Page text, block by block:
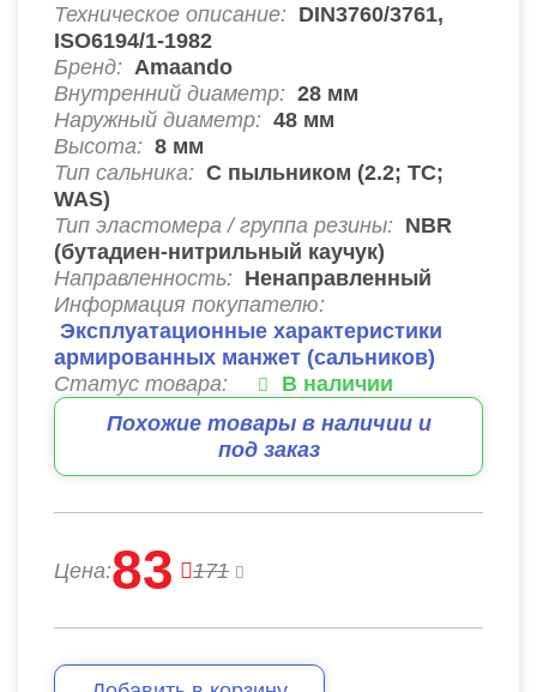
Техническое описание: DIN3760/3761,
ISO6194/1-1982
Бренд: Amaando
Внутренний диаметр: 28 мм
Наружный диаметр: 48 мм
Высота: 8 мм
Тип сальника: C пыльником (2.2; ТС;
WAS)
Тип эластомера / группа резины: NBR
(бутадиен-нитрильный каучук)
Направленность: Ненаправленный
Информация покупателю:
Эксплуатационные характеристики
армированных манжет (сальников)
Статус товара:
В наличии
Похожие товары в наличии и
под заказ
Цена:83 171